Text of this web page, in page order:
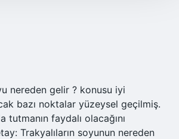
nereden gelir ? konusu iyi
bazı noktalar yüzeysel geçilmiş.
tutmanın faydalı olacağını
Trakyalıların soyunun nereden